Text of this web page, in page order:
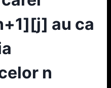
au ca
n